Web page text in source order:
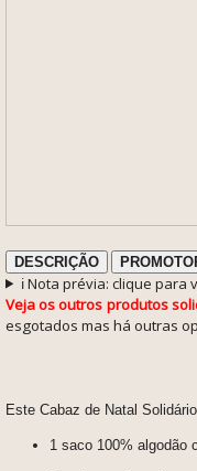
DESCRIÇÃO
ℹ️ Nota prévia: clique para
Veja os outros produtos
esgotados mas há outras
Este Cabaz de Natal
1 saco 100% algodão